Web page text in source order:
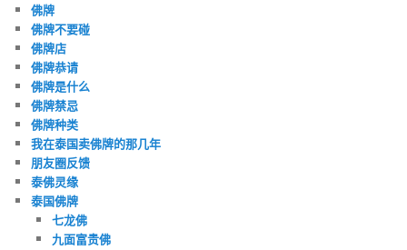
佛牌
佛牌不要碰
佛牌店
佛牌恭请
佛牌是什么
佛牌禁忌
佛牌种类
我在泰国卖佛牌的那几年
朋友圈反馈
泰佛灵缘
泰国佛牌
七龙佛
九面富贵佛